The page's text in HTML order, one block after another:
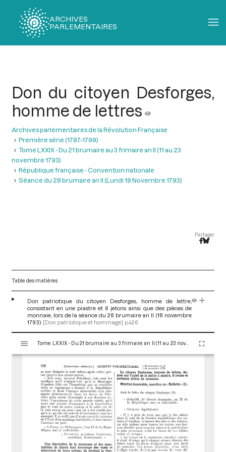
ARCHIVES
PARLEMENTAIRES
Don du citoyen Desforges,
homme de lettres
Archives parlementaires de la Révolution Française
Première série (1787-1799)
Tome LXXIX - Du 21 brumaire au 3 frimaire an II (11 au 23
novembre 1793)
République française - Convention nationale
Séance du 28 brumaire an II (Lundi 18 Novembre 1793)
Partager
Table des matières
Don patriotique du citoyen Desforges, homme de lettre,
consistant en une piastre et 6 jetons ainsi que des pièces de
monnaie, lors de la séance du 28 brumaire an II (18 novembre
1793) [Don patriotique et hommage] p.426
s
Tome LXXIX - Du 21 brumaire au 3 frimaire an II (11 au 23 novembre 1793)